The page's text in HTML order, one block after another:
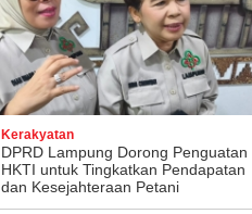
Kerakyatan
DPRD Lampung Dorong Penguatan
HKTI untuk Tingkatkan Pendapatan
dan Kesejahteraan Petani